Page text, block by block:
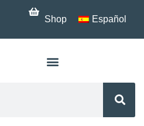
Shop Español